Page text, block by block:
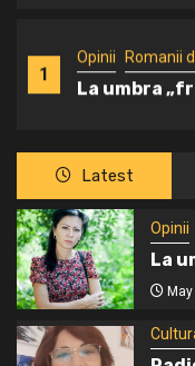
1
Opinii Romanii
La umbra
2
Cultural
Radioul,
3
Cultural
Contururi
ale lui Mihai
Latest
Opinii
La